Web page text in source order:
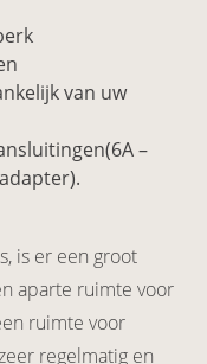
van uw
–
is er een groot
aparte ruimte voor
ruimte voor
regelmatig en